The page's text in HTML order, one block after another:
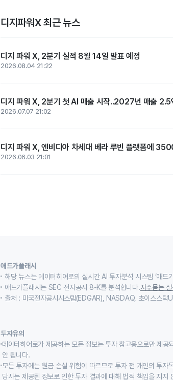
디지파워X 최근 뉴스
디지 파워 X, 2분기 실적 8월 14일 발표 예정
2026.08.04 21:22
디지 파워 X, 2분기 첫 AI 매출 시작..2027년 매출 2.5
2026.07.07 21:02
디지 파워 X, 엔비디아 차세대 베라 루빈 플랫폼에
2026.06.03 21:01
애드가플래시
해당 뉴스는 데이터히어로의 실시간 AI 투자분석 시스템 ‘애
애드가플래시는 SEC 전자공시 8-K를 분석합니다.자주묻는
출처 : 미국전자공시시스템(EDGAR), NASDAQ, 초이스스탁
투자유의
데이터히어로가 제공하는 모든 정보는 투자 참고용으로만 제
안 됩니다.
모든 투자에는 원금 손실 위험이 따르므로 투자 전 개인의 투자
당사는 제공된 정보로 인한 투자 결과에 대해 법적 책임을 지지